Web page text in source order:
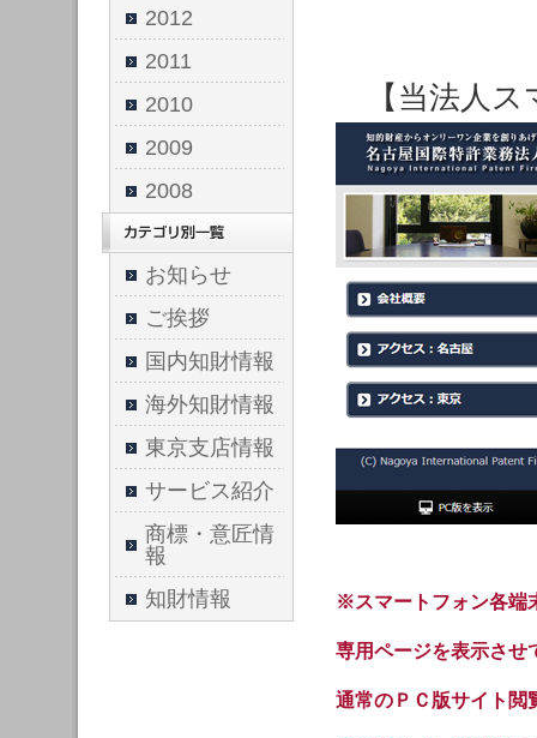
【当法人ス
※スマートフォン各端
専用ページを表示させ
通常のＰＣ版サイト閲
2012
2011
2010
2009
2008
お知らせ
ご挨拶
国内知財情報
海外知財情報
東京支店情報
サービス紹介
商標・意匠情
報
知財情報